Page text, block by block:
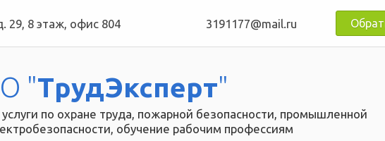
29, 8 этаж, офис 804 3191177@mail.ru
"ТрудЭксперт"
по охране труда, пожарной безопасности, промышленной
обучение рабочим профессиям